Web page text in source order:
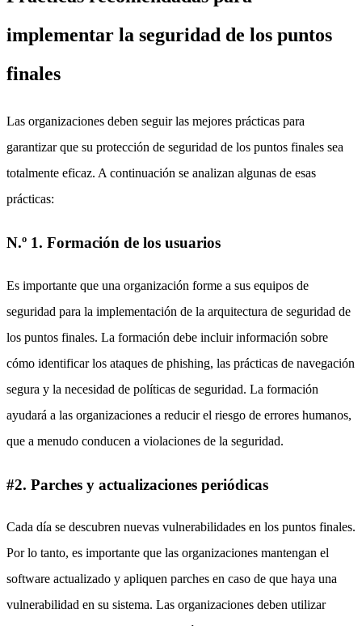
implementar la seguridad de los puntos
finales
Las organizaciones deben seguir las mejores prácticas para
garantizar que su protección de seguridad de los puntos finales sea
totalmente eficaz. A continuación se analizan algunas de esas
prácticas:
N.º 1. Formación de los usuarios
Es importante que una organización forme a sus equipos de
seguridad para la implementación de la arquitectura de seguridad de
los puntos finales. La formación debe incluir información sobre
cómo identificar los ataques de phishing, las prácticas de navegación
segura y la necesidad de políticas de seguridad. La formación
ayudará a las organizaciones a reducir el riesgo de errores humanos,
que a menudo conducen a violaciones de la seguridad.
#2. Parches y actualizaciones periódicas
Cada día se descubren nuevas vulnerabilidades en los puntos finales.
Por lo tanto, es importante que las organizaciones mantengan el
software actualizado y apliquen parches en caso de que haya una
vulnerabilidad en su sistema. Las organizaciones deben utilizar